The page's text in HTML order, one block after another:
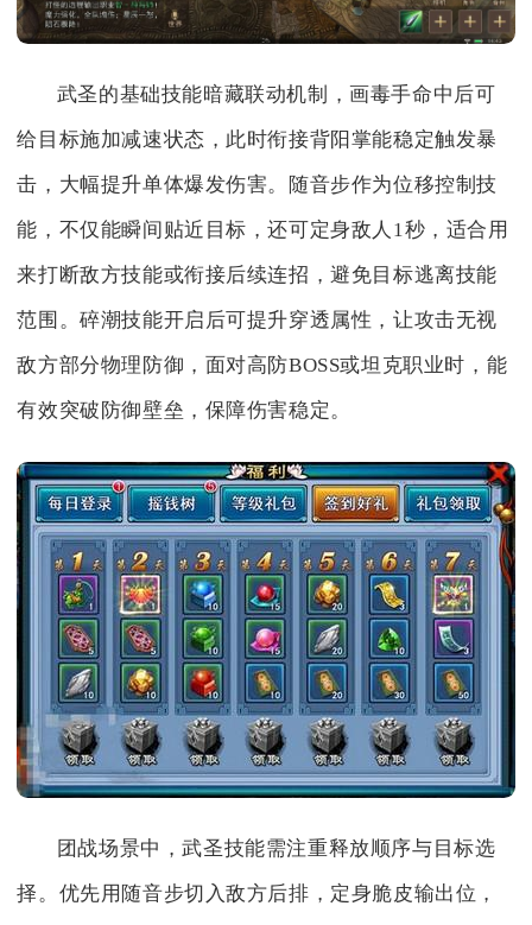
武圣的基础技能暗藏联动机制，画毒手命中后可
给目标施加减速状态，此时衔接背阳掌能稳定触发暴
击，大幅提升单体爆发伤害。随音步作为位移控制技
能，不仅能瞬间贴近目标，还可定身敌人1秒，适合用
来打断敌方技能或衔接后续连招，避免目标逃离技能
范围。碎潮技能开启后可提升穿透属性，让攻击无视
敌方部分物理防御，面对高防BOSS或坦克职业时，能
有效突破防御壁垒，保障伤害稳定。
团战场景中，武圣技能需注重释放顺序与目标选
择。优先用随音步切入敌方后排，定身脆皮输出位，